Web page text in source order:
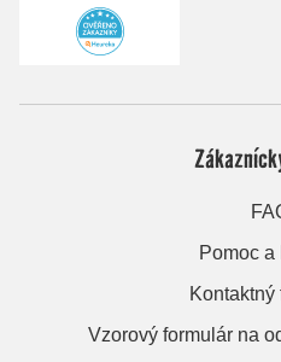
Pomoc a
Kontaktný
Vzorový formulár na